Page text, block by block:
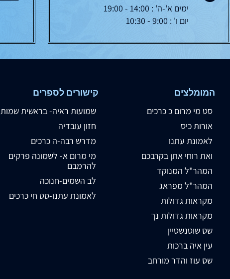
ימים א'-ה' : 14:00 - 19:00
יום ו' : 9:00 - 10:30
המומלצים
סט מי מרום כ כרכים
אורות כיס
לאמונת עתנו
ואת רוחי אתן בקרבכם
המהר"ל המנוקד
המהר"ל מפראג
מקראות גדולות
מקראות גדולות נך
שס שוטנשטיין
עין איה ברכות
שס עוז והדר מורחב
קישורים לספרים
שמועות ראיה- בראשית שמות
חזון עובדיה
מדרש רבה-ה כרכים
מי מרום א- לשמונה פרקים
להרמבם
לב השמים-חנוכה
לאמונת עתנו-סט חי כרכים